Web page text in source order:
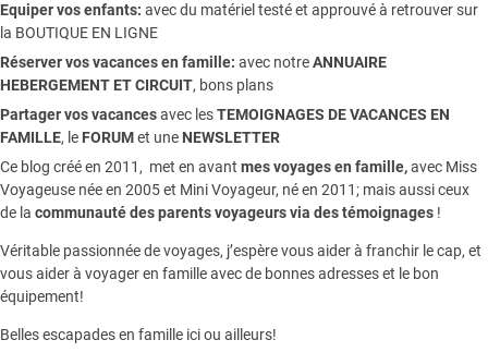
Equiper vos enfants: avec du matériel testé et approuvé à retrouver sur
la BOUTIQUE EN LIGNE
Réserver vos vacances en famille: avec notreANNUAIRE
HEBERGEMENT ET CIRCUIT, bons plans
Partager vos vacancesavec lesTEMOIGNAGES DE VACANCES EN
FAMILLE, le FORUMet une NEWSLETTER
Ce blog créé en 2011, met en avant mes voyages en famille,avec Miss
Voyageuse née en 2005 et Mini Voyageur, né en 2011; mais aussi ceux
de la communauté des parents voyageurs via des témoignages !
Véritable passionnée de voyages, j’espère vous aider à franchir le cap, et
vous aider à voyager en famille avec de bonnes adresses et le bon
équipement!
Belles escapades en famille ici ou ailleurs!